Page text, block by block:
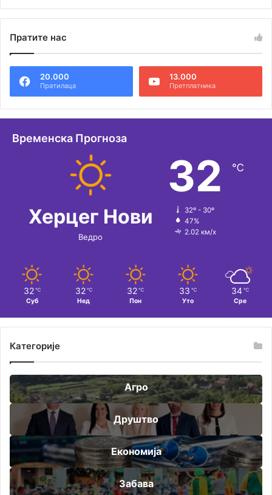
Пратите нас
20.000
Пратилаца
13.000
Претплатника
Временска Прогноза
Херцег Нови
Ведро
32 ℃
32º - 30º
47%
2.02 км/х
32 ℃
Суб
32 ℃
Нед
32 ℃
Пон
33 ℃
Уто
34 ℃
Сре
Категорије
Агро
Друштво
Економија
Забава